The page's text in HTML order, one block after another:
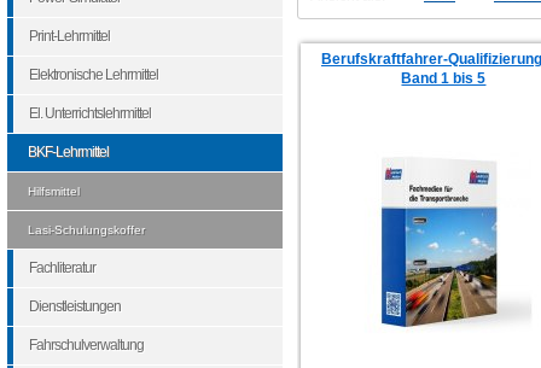
Berufskraftfahrer-
Band 1 bis 5
Print-Lehrmittel
Elektronische Lehrmittel
El. Unterrichtslehrmittel
BKF-Lehrmittel
Hilfsmittel
Lasi-Schulungskoffer
Fachliteratur
Dienstleistungen
Fahrschulverwaltung